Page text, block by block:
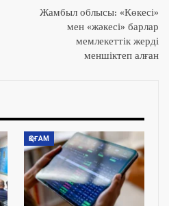
Жамбыл облысы: «Көкесі»
мен «жәкесі» барлар
мемлекеттік жерді
меншіктеп алған
ҚОҒАМ